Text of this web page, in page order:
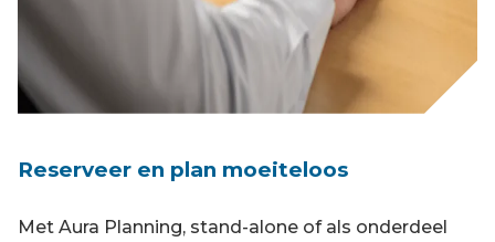
Reserveer en plan moeiteloos
Met Aura Planning, stand-alone of als onderdeel